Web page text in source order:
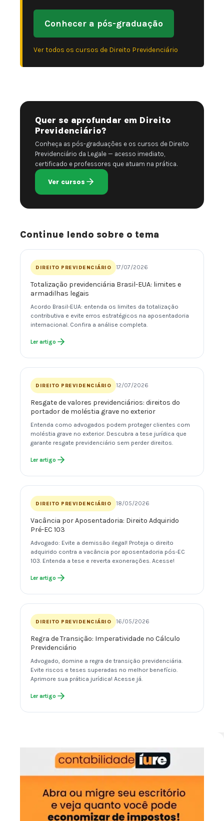
Conhecer a pós-graduação
Ver todos os cursos de Direito Previdenciário
Quer se aprofundar em Direito
Previdenciário?
Conheça as pós-graduações e os cursos de Direito
Previdenciário da Legale — acesso imediato,
certificado e professores que atuam na prática.
Ver cursos
Continue lendo sobre o tema
DIREITO PREVIDENCIÁRIO 17/07/2026
Totalização previdenciária Brasil-EUA: limites e
armadilhas legais
Acordo Brasil-EUA: entenda os limites da totalização
contributiva e evite erros estratégicos na aposentadoria
internacional. Confira a análise completa.
Ler artigo
DIREITO PREVIDENCIÁRIO 12/07/2026
Resgate de valores previdenciários: direitos do
portador de moléstia grave no exterior
Entenda como advogados podem proteger clientes com
moléstia grave no exterior. Descubra a tese jurídica que
garante resgate previdenciário sem perder direitos.
Ler artigo
DIREITO PREVIDENCIÁRIO 18/05/2026
Vacância por Aposentadoria: Direito Adquirido
Pré-EC 103
Advogado: Evite a demissão ilegal! Proteja o direito
adquirido contra a vacância por aposentadoria pós-EC
103. Entenda a tese e reverta exonerações. Acesse!
Ler artigo
DIREITO PREVIDENCIÁRIO 16/05/2026
Regra de Transição: Imperatividade no Cálculo
Previdenciário
Advogado, domine a regra de transição previdenciária.
Evite riscos e teses superadas no melhor benefício.
Aprimore sua prática jurídica! Acesse já.
Ler artigo